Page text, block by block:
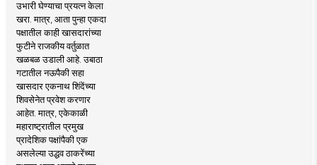
उभारी घेण्याचा प्रयत्न केला
खरा. मात्र, आता पुन्हा एकदा
पक्षातील काही खासदारांच्या
फुटीने राजकीय वर्तुळात
खळबळ उडाली आहे. उबाठा
गटातील नऊपैकी सहा
खासदार एकनाथ शिंदेंच्या
शिवसेनेत प्रवेश करणार
आहेत. मात्र, एकेकाळी
महाराष्ट्रातील प्रमुख
प्रादेशिक पक्षांपैकी एक
असलेल्या उद्धव ठाकरेंच्या